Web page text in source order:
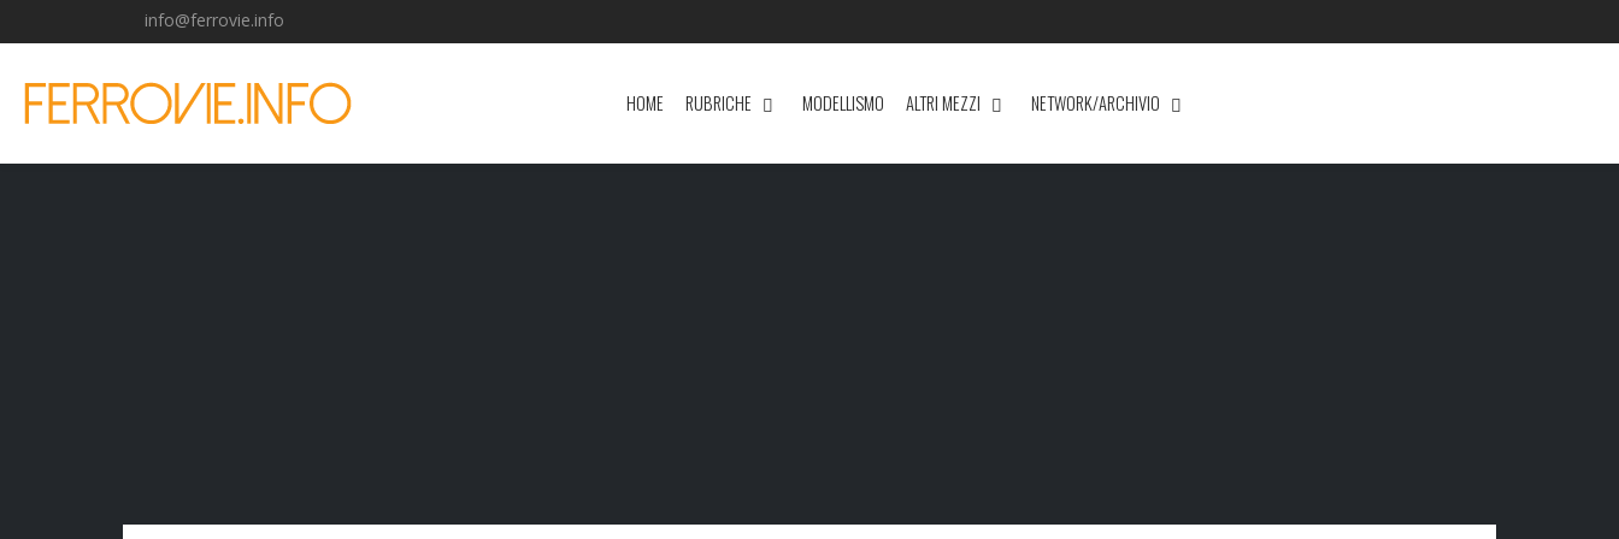
info@ferrovie.info
HOME RUBRICHE MODELLISMO ALTRI MEZZI NETWORK/ARCHIVIO